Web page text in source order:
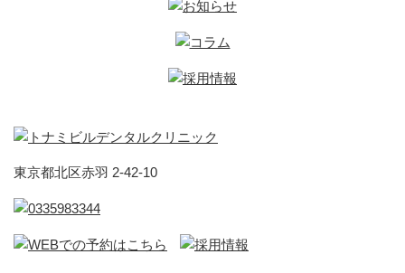
東京都北区赤羽 2-42-10